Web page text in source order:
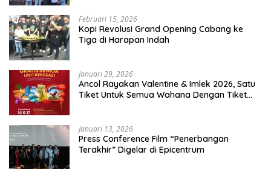
Februari 15, 2026
Kopi Revolusi Grand Opening Cabang ke
Tiga di Harapan Indah
Januari 29, 2026
Ancol Rayakan Valentine & Imlek 2026, Satu
Tiket Untuk Semua Wahana Dengan Tiket
Januari 13, 2026
Press Conference Film “Penerbangan
Terakhir” Digelar di Epicentrum